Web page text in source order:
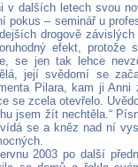
v dalších letech svou
pokus – seminář u
drogově
efekt, protože
se jen tak lehce
její svědomí se
Pilara, kam ji Anni
se zcela otevřelo.
jsem žít nechtěla.“
se a kněz nad ní
2003 po další